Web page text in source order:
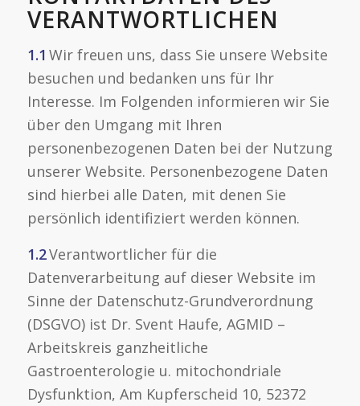
VERANTWORTLICHEN
1.1 Wir freuen uns, dass Sie unsere Website
besuchen und bedanken uns für Ihr
Interesse. Im Folgenden informieren wir Sie
über den Umgang mit Ihren
personenbezogenen Daten bei der Nutzung
unserer Website. Personenbezogene Daten
sind hierbei alle Daten, mit denen Sie
persönlich identifiziert werden können.
1.2Verantwortlicher für die
Datenverarbeitung auf dieser Website im
Sinne der Datenschutz-Grundverordnung
(DSGVO) ist Dr. Svent Haufe, AGMID –
Arbeitskreis ganzheitliche
Gastroenterologie u. mitochondriale
Dysfunktion, Am Kupferscheid 10, 52372